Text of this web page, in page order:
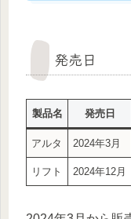
発売日
製品名 発売日
アルタ 2024年3月
リフト 2024年12月